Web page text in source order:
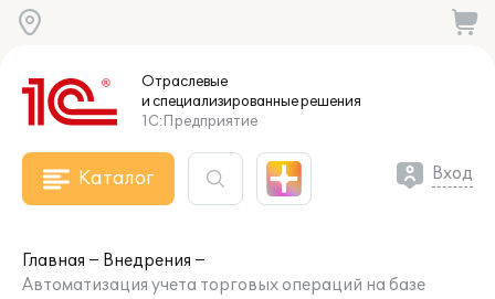
Отраслевые
и специализированныерешения
1С:Предприятие
Каталог Вход
Главная
Внедрения
Автоматизация учета торговых операций на базе